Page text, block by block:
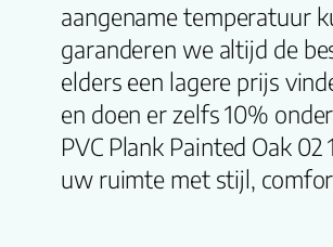
aangename temperatuur
garanderen we altijd de
elders een lagere prijs
en doen er zelfs 10%
PVC Plank Painted Oak
uw ruimte met stijl,